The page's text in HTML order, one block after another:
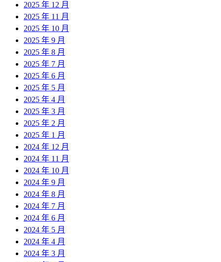
2025 年 12 月
2025 年 11 月
2025 年 10 月
2025 年 9 月
2025 年 8 月
2025 年 7 月
2025 年 6 月
2025 年 5 月
2025 年 4 月
2025 年 3 月
2025 年 2 月
2025 年 1 月
2024 年 12 月
2024 年 11 月
2024 年 10 月
2024 年 9 月
2024 年 8 月
2024 年 7 月
2024 年 6 月
2024 年 5 月
2024 年 4 月
2024 年 3 月